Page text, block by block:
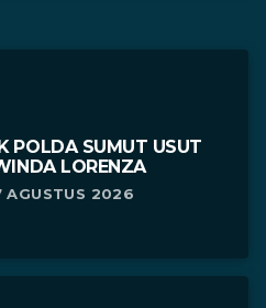
POLDA SUMUT USUT
LORENZA
AGUSTUS 2026